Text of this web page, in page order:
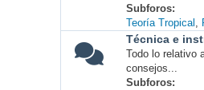
Subforos
Teoría Tropical
Técnica e
Todo lo relativo
consejos...
Subforos